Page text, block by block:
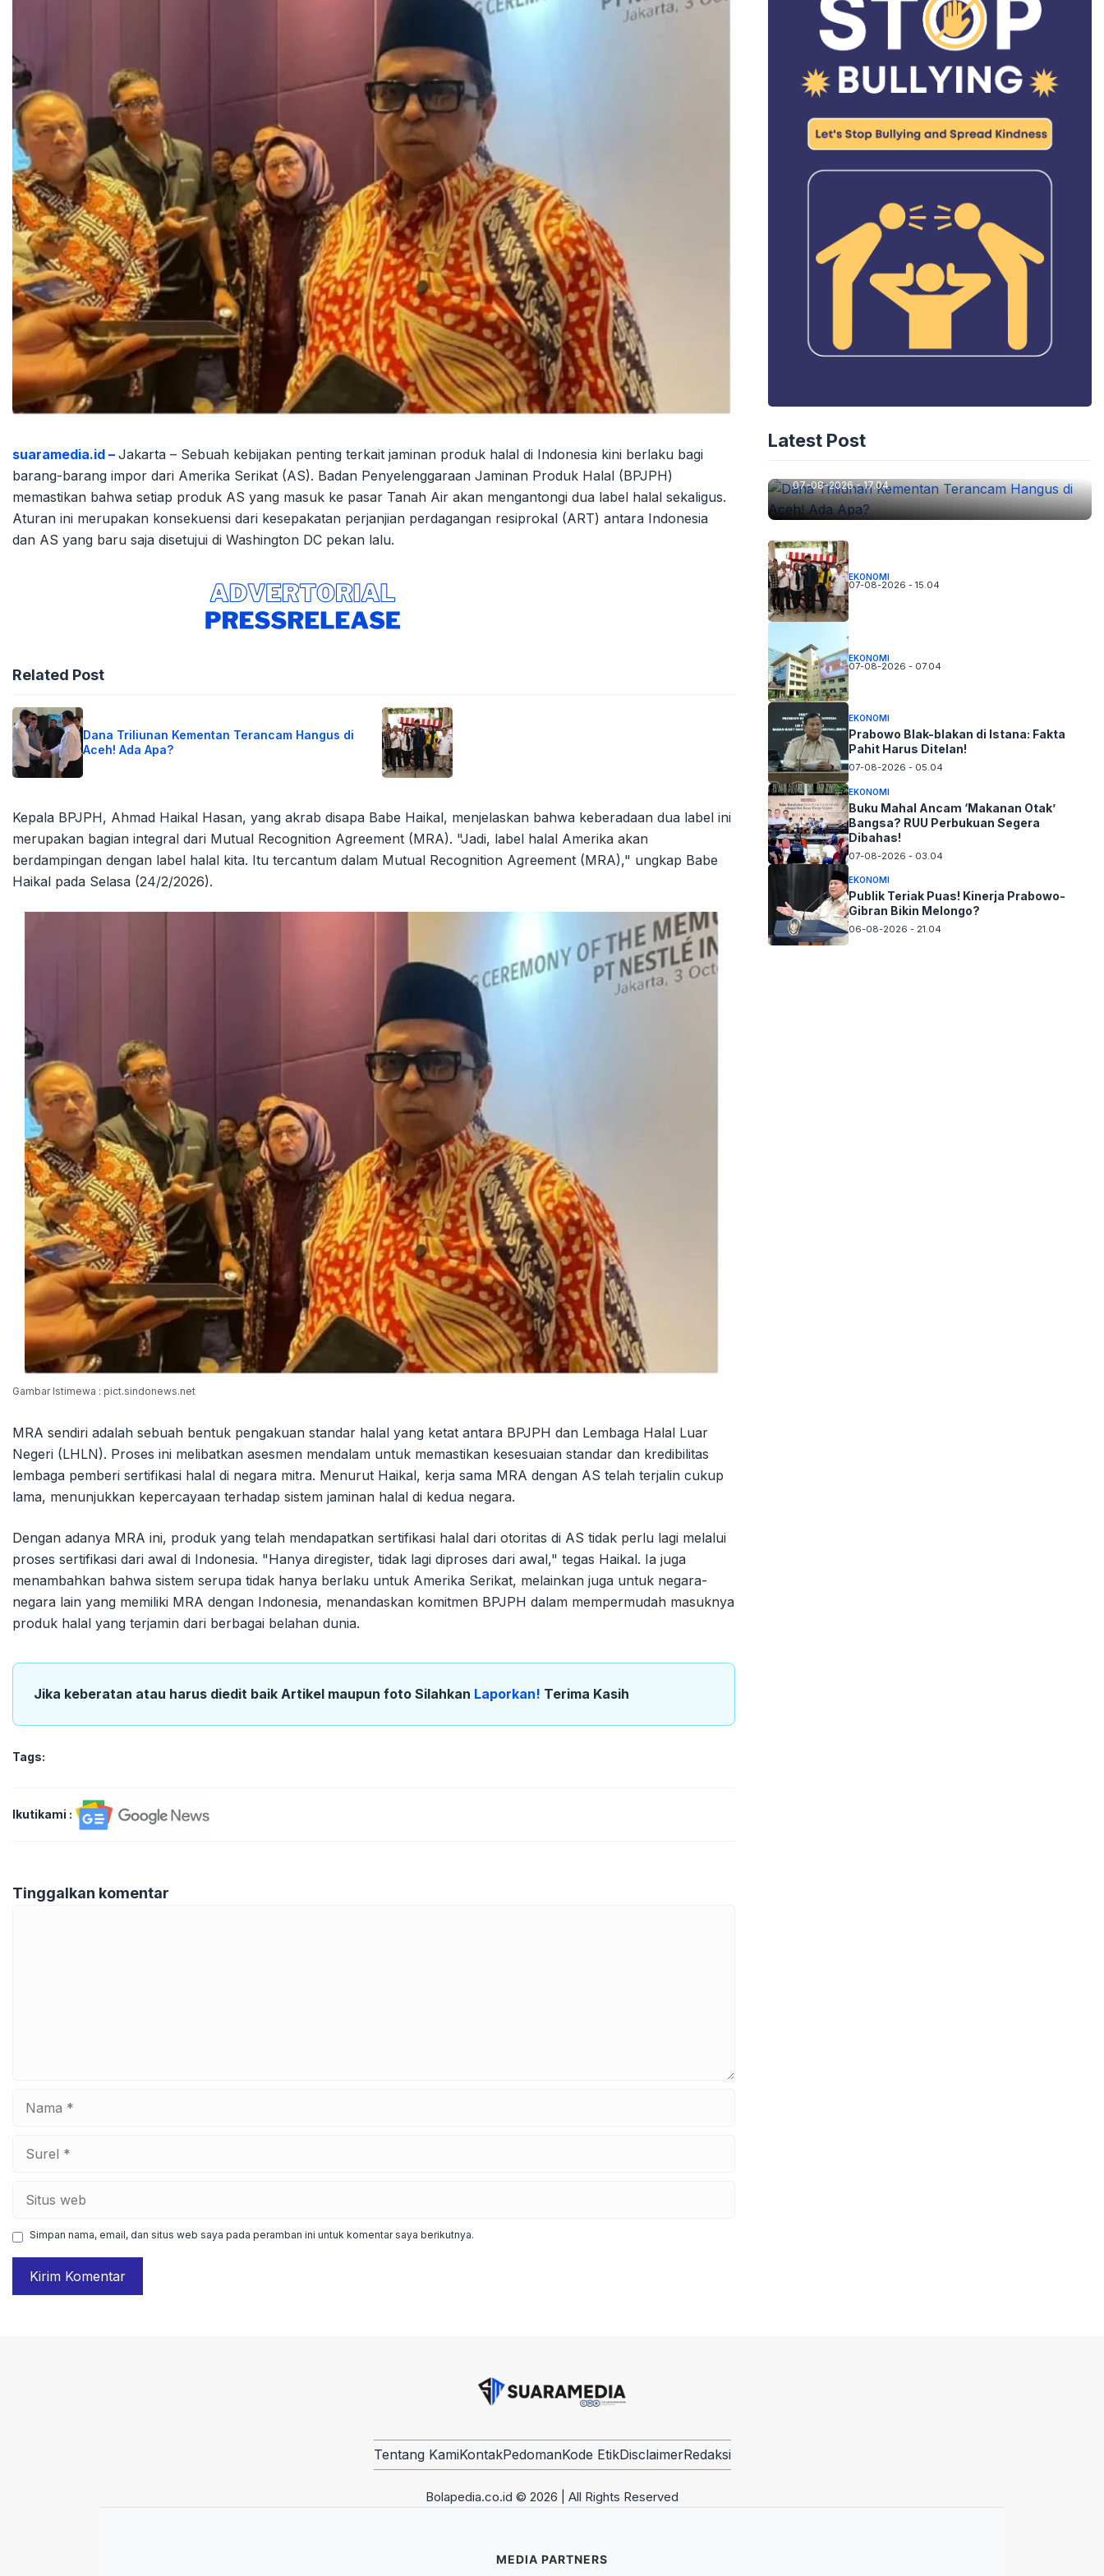
suaramedia.id – Jakarta – Sebuah kebijakan penting terkait jaminan produk halal di Indonesia kini berlaku bagi
barang-barang impor dari Amerika Serikat (AS). Badan Penyelenggaraan Jaminan Produk Halal (BPJPH)
memastikan bahwa setiap produk AS yang masuk ke pasar Tanah Air akan mengantongi dua label halal sekaligus.
Aturan ini merupakan konsekuensi dari kesepakatan perjanjian perdagangan resiprokal (ART) antara Indonesia
dan AS yang baru saja disetujui di Washington DC pekan lalu.
Related Post
Dana Triliunan Kementan Terancam Hangus di
Aceh! Ada Apa?
Kepala BPJPH, Ahmad Haikal Hasan, yang akrab disapa Babe Haikal, menjelaskan bahwa keberadaan dua label ini
merupakan bagian integral dari Mutual Recognition Agreement (MRA). "Jadi, label halal Amerika akan
berdampingan dengan label halal kita. Itu tercantum dalam Mutual Recognition Agreement (MRA)," ungkap Babe
Haikal pada Selasa (24/2/2026).
Gambar Istimewa : pict.sindonews.net
MRA sendiri adalah sebuah bentuk pengakuan standar halal yang ketat antara BPJPH dan Lembaga Halal Luar
Negeri (LHLN). Proses ini melibatkan asesmen mendalam untuk memastikan kesesuaian standar dan kredibilitas
lembaga pemberi sertifikasi halal di negara mitra. Menurut Haikal, kerja sama MRA dengan AS telah terjalin cukup
lama, menunjukkan kepercayaan terhadap sistem jaminan halal di kedua negara.
Dengan adanya MRA ini, produk yang telah mendapatkan sertifikasi halal dari otoritas di AS tidak perlu lagi melalui
proses sertifikasi dari awal di Indonesia. "Hanya diregister, tidak lagi diproses dari awal," tegas Haikal. Ia juga
menambahkan bahwa sistem serupa tidak hanya berlaku untuk Amerika Serikat, melainkan juga untuk negara-
negara lain yang memiliki MRA dengan Indonesia, menandaskan komitmen BPJPH dalam mempermudah masuknya
produk halal yang terjamin dari berbagai belahan dunia.
Jika keberatan atau harus diedit baik Artikel maupun foto Silahkan Laporkan! Terima Kasih
Tags:
Ikutikami :
Tinggalkan komentar
Simpan nama, email, dan situs web saya pada peramban ini untuk komentar saya berikutnya.
Latest Post
Dana Triliunan Kementan Terancam
07-08-2026 - 17.04
EKONOMI
07-08-2026 - 15.04
EKONOMI
07-08-2026 - 07.04
EKONOMI
Prabowo Blak-blakan di Istana: Fakta
Pahit Harus Ditelan!
07-08-2026 - 05.04
EKONOMI
Buku Mahal Ancam ‘Makanan Otak’
Bangsa? RUU Perbukuan Segera
Dibahas!
07-08-2026 - 03.04
EKONOMI
Publik Teriak Puas! Kinerja Prabowo-
Gibran Bikin Melongo?
06-08-2026 - 21.04
Tentang KamiKontakPedomanKode EtikDisclaimerRedaksi
Bolapedia.co.id © 2026 | All Rights Reserved
MEDIA PARTNERS